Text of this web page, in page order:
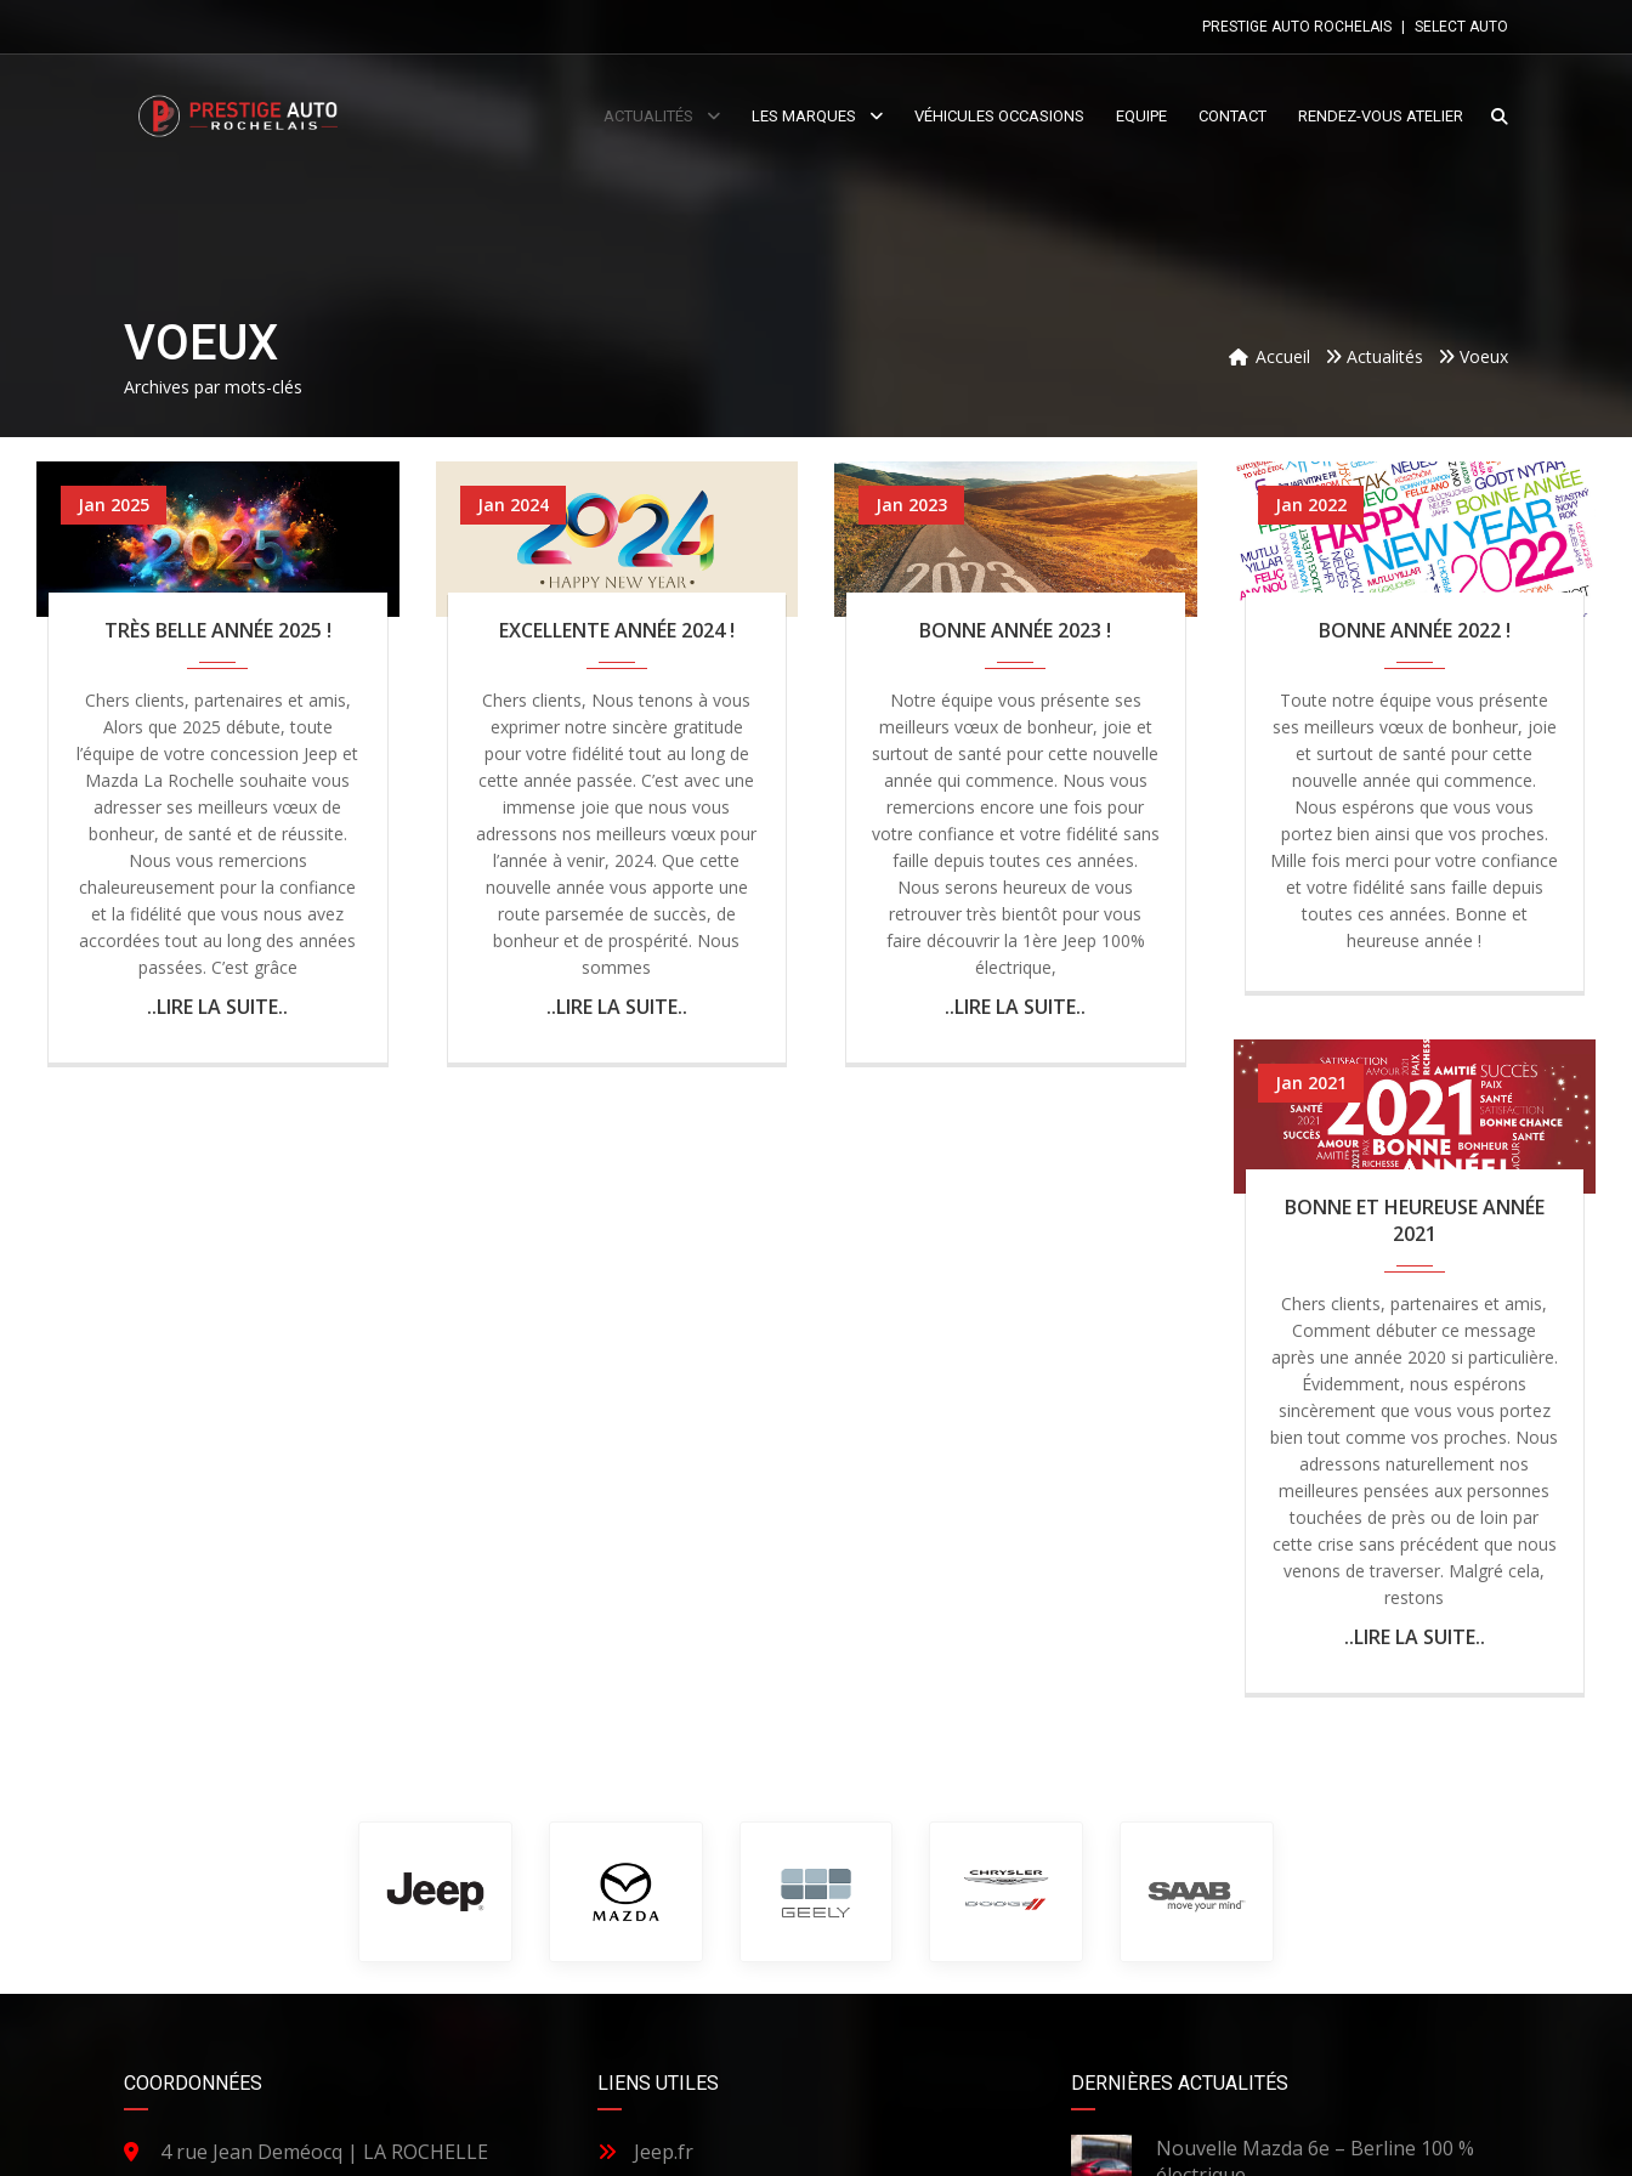
PRESTIGE AUTO ROCHELAIS SELECT AUTO
ACTUALITÉS LES MARQUES VÉHICULES OCCASIONS EQUIPE CONTACT RENDEZ-VOUS ATELIER
VOEUX
Archives par mots-clés
Accueil Actualités Voeux
Jan 2025
TRÈS BELLE ANNÉE 2025 !
Chers clients, partenaires et amis,
Alors que 2025 débute, toute
l’équipe de votre concession Jeep et
Mazda La Rochelle souhaite vous
adresser ses meilleurs vœux de
bonheur, de santé et de réussite.
Nous vous remercions
chaleureusement pour la confiance
et la fidélité que vous nous avez
accordées tout au long des années
passées. C’est grâce
..LIRE LA SUITE..
Jan 2024
EXCELLENTE ANNÉE 2024 !
Chers clients, Nous tenons à vous
exprimer notre sincère gratitude
pour votre fidélité tout au long de
cette année passée. C’est avec une
immense joie que nous vous
adressons nos meilleurs vœux pour
l’année à venir, 2024. Que cette
nouvelle année vous apporte une
route parsemée de succès, de
bonheur et de prospérité. Nous
sommes
..LIRE LA SUITE..
Jan 2023
BONNE ANNÉE 2023 !
Notre équipe vous présente ses
meilleurs vœux de bonheur, joie et
surtout de santé pour cette nouvelle
année qui commence. Nous vous
remercions encore une fois pour
votre confiance et votre fidélité sans
faille depuis toutes ces années.
Nous serons heureux de vous
retrouver très bientôt pour vous
faire découvrir la 1ère Jeep 100%
électrique,
..LIRE LA SUITE..
Jan 2022
BONNE ANNÉE 2022 !
Toute notre équipe vous présente
ses meilleurs vœux de bonheur, joie
et surtout de santé pour cette
nouvelle année qui commence.
Nous espérons que vous vous
portez bien ainsi que vos proches.
Mille fois merci pour votre confiance
et votre fidélité sans faille depuis
toutes ces années. Bonne et
heureuse année !
Jan 2021
BONNE ET HEUREUSE ANNÉE
2021
Chers clients, partenaires et amis,
Comment débuter ce message
après une année 2020 si particulière.
Évidemment, nous espérons
sincèrement que vous vous portez
bien tout comme vos proches. Nous
adressons naturellement nos
meilleures pensées aux personnes
touchées de près ou de loin par
cette crise sans précédent que nous
venons de traverser. Malgré cela,
restons
..LIRE LA SUITE..
COORDONNÉES
4 rue Jean Deméocq | LA ROCHELLE
LIENS UTILES
Jeep.fr
DERNIÈRES ACTUALITÉS
Nouvelle Mazda 6e – Berline 100 %